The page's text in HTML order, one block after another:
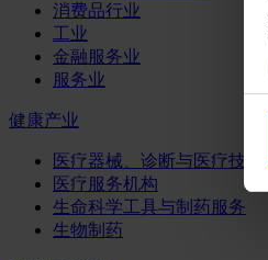
消费品行业
工业
金融服务业
服务业
健康产业
医疗器械、诊断与医疗技术
医疗服务机构
生命科学工具与制药服务
生物制药